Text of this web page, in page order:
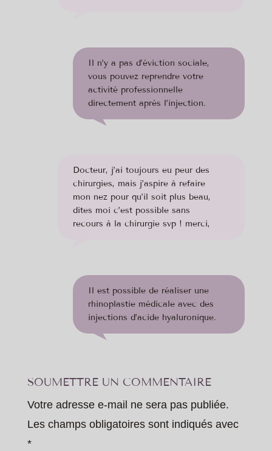
Il n’y a pas d’éviction sociale,
vous pouvez reprendre votre
activité professionnelle
directement après l’injection.
Docteur, j’ai toujours eu peur des
chirurgies, mais j’aspire à refaire
mon nez pour qu’il soit plus beau,
dites moi c’est possible sans
recours à la chirurgie svp ! merci,
Il est possible de réaliser une
rhinoplastie médicale avec des
injections d’acide hyaluronique.
SOUMETTRE UN COMMENTAIRE
Votre adresse e-mail ne sera pas publiée.
Les champs obligatoires sont indiqués avec
*